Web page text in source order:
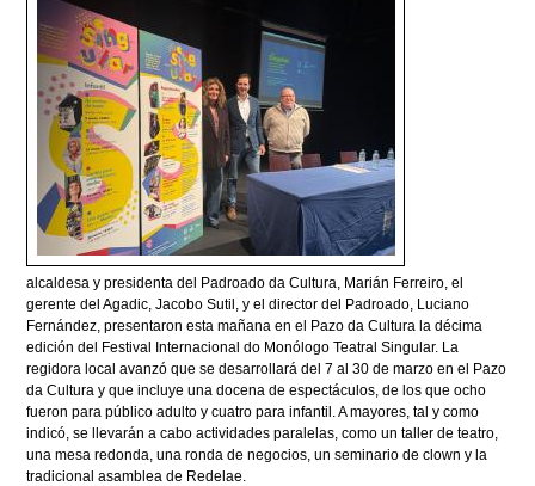
alcaldesa y presidenta del Padroado da Cultura, Marián Ferreiro, el
gerente del Agadic, Jacobo Sutil, y el director del Padroado, Luciano
Fernández, presentaron esta mañana en el Pazo da Cultura la décima
edición del Festival Internacional do Monólogo Teatral Singular. La
regidora local avanzó que se desarrollará del 7 al 30 de marzo en el Pazo
da Cultura y que incluye una docena de espectáculos, de los que ocho
fueron para público adulto y cuatro para infantil. A mayores, tal y como
indicó, se llevarán a cabo actividades paralelas, como un taller de teatro,
una mesa redonda, una ronda de negocios, un seminario de clown y la
tradicional asamblea de Redelae.